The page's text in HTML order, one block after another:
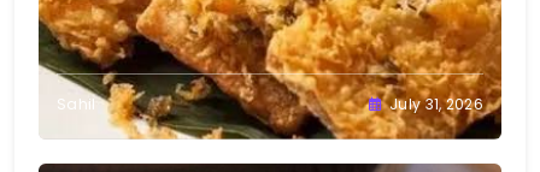
Selera
Sahil July 31, 2026